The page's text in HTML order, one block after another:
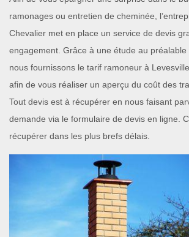
ramonages ou entretien de cheminée,
Chevalier met en place un service de devis
engagement. Grâce à une étude au préalable
nous fournissons le tarif ramoneur à
afin de vous réaliser un aperçu du coût des
Tout devis est à récupérer en nous faisant
demande via le formulaire de devis en ligne.
récupérer dans les plus brefs délais.